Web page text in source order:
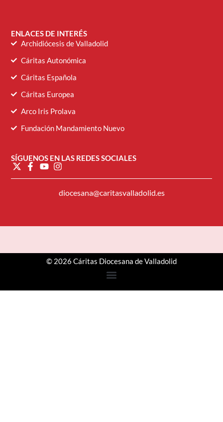
ENLACES DE INTERÉS
Archidiócesis de Valladolid
Cáritas Autonómica
Cáritas Española
Cáritas Europea
Arco Iris Prolava
Fundación Mandamiento Nuevo
SÍGUENOS EN LAS REDES SOCIALES
diocesana@caritasvalladolid.es
© 2026 Cáritas Diocesana de Valladolid